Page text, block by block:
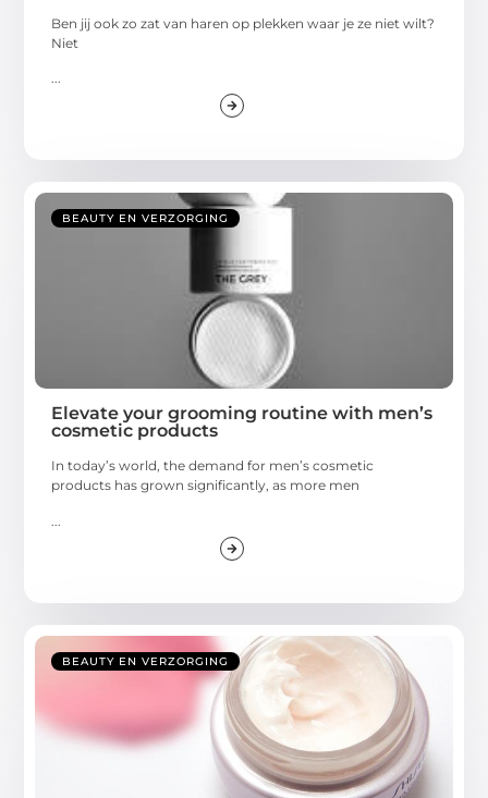
Ben jij ook zo zat van haren op plekken waar je ze niet wilt?
Niet
...
BEAUTY EN VERZORGING
Elevate your grooming routine with men’s
cosmetic products
In today’s world, the demand for men’s cosmetic
products has grown significantly, as more men
BEAUTY EN VERZORGING